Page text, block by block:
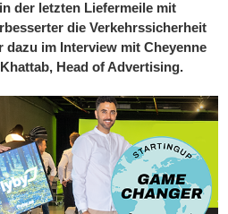
der letzten Liefermeile mit
die Verkehrssicherheit
dazu im Interview mit Cheyenne
Head of Advertising.